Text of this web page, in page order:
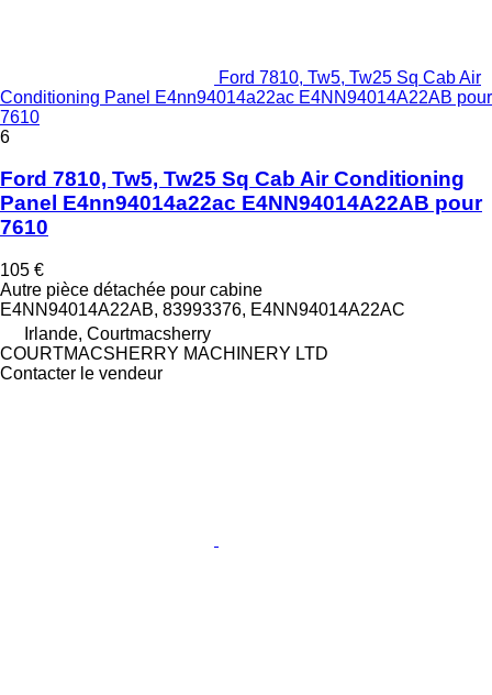
Ford 7810, Tw5, Tw25 Sq Cab Air
Conditioning Panel E4nn94014a22ac E4NN94014A22AB pour
7610
6
Ford 7810, Tw5, Tw25 Sq Cab Air Conditioning
Panel E4nn94014a22ac E4NN94014A22AB pour
7610
105 €
Autre pièce détachée pour cabine
E4NN94014A22AB, 83993376, E4NN94014A22AC
Irlande, Courtmacsherry
COURTMACSHERRY MACHINERY LTD
Contacter le vendeur